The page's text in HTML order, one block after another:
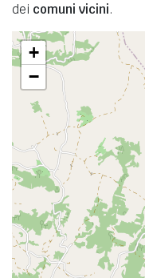
dei comuni vicini.
+
−